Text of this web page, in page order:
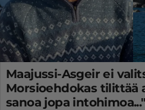
Maajussi-Asgeir ei
Morsioehdokas tilittää
sanoa jopa intohimoa..."